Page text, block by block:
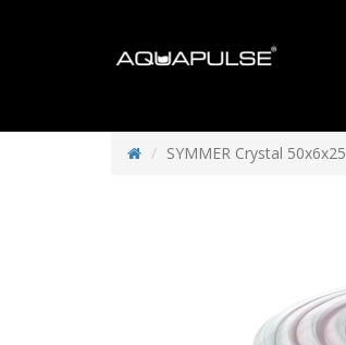
SYMMER Сrystal 50х6х25